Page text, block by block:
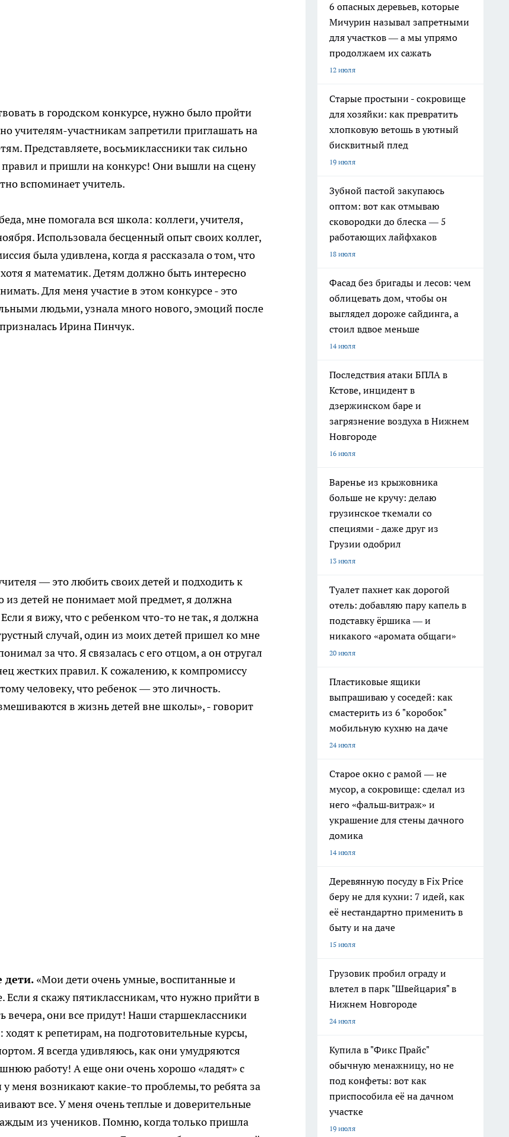
в городском конкурсе, нужно было пройти
учителям-участникам запретили приглашать на
Представляете, восьмиклассники так сильно
и пришли на конкурс! Они вышли на сцену
вспоминает учитель.
мне помогала вся школа: коллеги, учителя,
Использовала бесценный опыт своих коллег,
была удивлена, когда я рассказала о том, что
я математик. Детям должно быть интересно
Для меня участие в этом конкурсе - это
людьми, узнала много нового, эмоций после
Ирина Пинчук.
— это любить своих детей и подходить к
из детей не понимает мой предмет, я должна
я вижу, что с ребенком что-то не так, я должна
случай, один из моих детей пришел ко мне
за что. Я связалась с его отцом, а он отругал
жестких правил. К сожалению, к компромиссу
человеку, что ребенок — это личность.
в жизнь детей вне школы», - говорит
дети. «Мои дети очень умные, воспитанные и
Если я скажу пятиклассникам, что нужно прийти в
вечера, они все придут! Наши старшеклассники
ходят к репетирам, на подготовительные курсы,
Я всегда удивляюсь, как они умудряются
работу! А еще они очень хорошо «ладят» с
у меня возникают какие-то проблемы, то ребята за
все. У меня очень теплые и доверительные
из учеников. Помню, когда только пришла
6 опасных деревьев, которые
Мичурин называл запретными
для участков — а мы упрямо
продолжаем их сажать
12 июля
Старые простыни - сокровище
для хозяйки: как превратить
хлопковую ветошь в уютный
бисквитный плед
19 июля
Зубной пастой закупаюсь
оптом: вот как отмываю
сковородки до блеска — 5
работающих лайфхаков
18 июля
Фасад без бригады и лесов: чем
облицевать дом, чтобы он
выглядел дороже сайдинга, а
стоил вдвое меньше
14 июля
Последствия атаки БПЛА в
Кстове, инцидент в
дзержинском баре и
загрязнение воздуха в Нижнем
Новгороде
16 июля
Варенье из крыжовника
больше не кручу: делаю
грузинское ткемали со
специями - даже друг из
Грузии одобрил
13 июля
Туалет пахнет как дорогой
отель: добавляю пару капель в
подставку ёршика — и
никакого «аромата общаги»
20 июля
Пластиковые ящики
выпрашиваю у соседей: как
смастерить из 6 "коробок"
мобильную кухню на даче
24 июля
Старое окно с рамой — не
мусор, а сокровище: сделал из
него «фальш‑витраж» и
украшение для стены дачного
домика
14 июля
Деревянную посуду в Fix Price
беру не для кухни: 7 идей, как
её нестандартно применить в
быту и на даче
15 июля
Грузовик пробил ограду и
влетел в парк "Швейцария" в
Нижнем Новгороде
24 июля
Купила в "Фикс Прайс"
обычную менажницу, но не
под конфеты: вот как
приспособила её на дачном
участке
19 июля